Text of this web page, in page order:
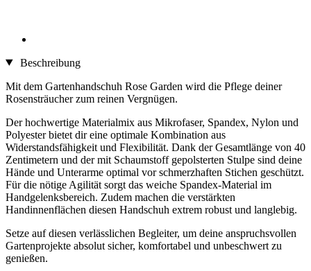
Beschreibung
Mit dem Gartenhandschuh Rose Garden wird die Pflege deiner
Rosensträucher zum reinen Vergnügen.
Der hochwertige Materialmix aus Mikrofaser, Spandex, Nylon und
Polyester bietet dir eine optimale Kombination aus
Widerstandsfähigkeit und Flexibilität. Dank der Gesamtlänge von 40
Zentimetern und der mit Schaumstoff gepolsterten Stulpe sind deine
Hände und Unterarme optimal vor schmerzhaften Stichen geschützt.
Für die nötige Agilität sorgt das weiche Spandex-Material im
Handgelenksbereich. Zudem machen die verstärkten
Handinnenflächen diesen Handschuh extrem robust und langlebig.
Setze auf diesen verlässlichen Begleiter, um deine anspruchsvollen
Gartenprojekte absolut sicher, komfortabel und unbeschwert zu
genießen.